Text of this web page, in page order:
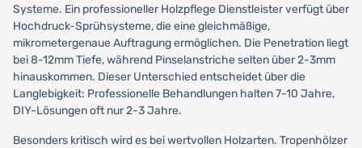
Systeme. Ein professioneller Holzpflege Dienstleister verfügt über
Hochdruck-Sprühsysteme, die eine gleichmäßige,
mikrometergenaue Auftragung ermöglichen. Die Penetration liegt
bei 8-12mm Tiefe, während Pinselanstriche selten über 2-3mm
hinauskommen. Dieser Unterschied entscheidet über die
Langlebigkeit: Professionelle Behandlungen halten 7-10 Jahre,
DIY-Lösungen oft nur 2-3 Jahre.
Besonders kritisch wird es bei wertvollen Holzarten. Tropenhölzer